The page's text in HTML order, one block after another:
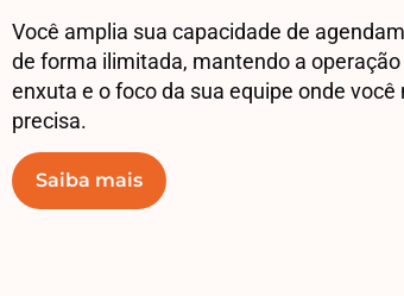
Você amplia sua capacidade de
de forma ilimitada, mantendo a operação
enxuta e o foco da sua equipe onde você
precisa.
Saiba mais